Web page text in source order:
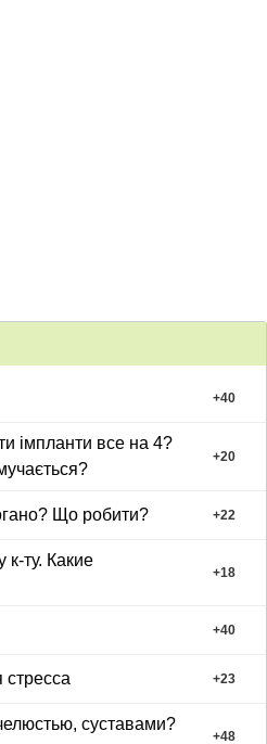
+40
імпланти все на 4?
+20
Що робити? +22
ту. Какие
+18
+40
+23
суставами?
+48